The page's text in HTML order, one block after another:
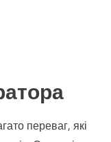
переваг, які